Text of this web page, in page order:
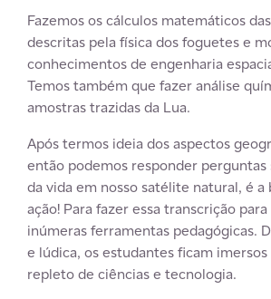
Fazemos os cálculos matemáticos
descritas pela física dos foguetes e
conhecimentos de engenharia
Temos também que fazer análise
amostras trazidas da Lua.
Após termos ideia dos aspectos
então podemos responder
da vida em nosso satélite natural, é a
ação! Para fazer essa transcrição
inúmeras ferramentas pedagógicas.
e lúdica, os estudantes ficam
repleto de ciências e tecnologia.